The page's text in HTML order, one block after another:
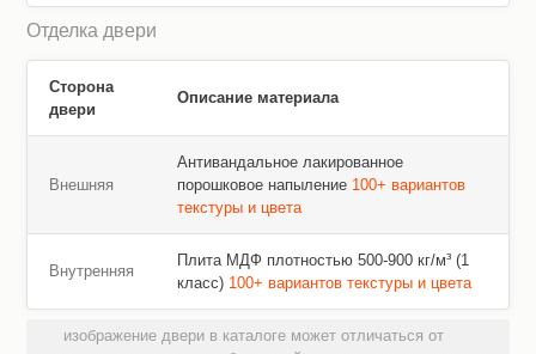
Отделка двери
Сторона
двери
Описание материала
Внешняя
Антивандальное лакированное
порошковое напыление 100+ вариантов
текстуры и цвета
Внутренняя
Плита МДФ плотностью 500-900 кг/м³ (1
класс) 100+ вариантов текстуры и цвета
изображение двери в каталоге может отличаться от